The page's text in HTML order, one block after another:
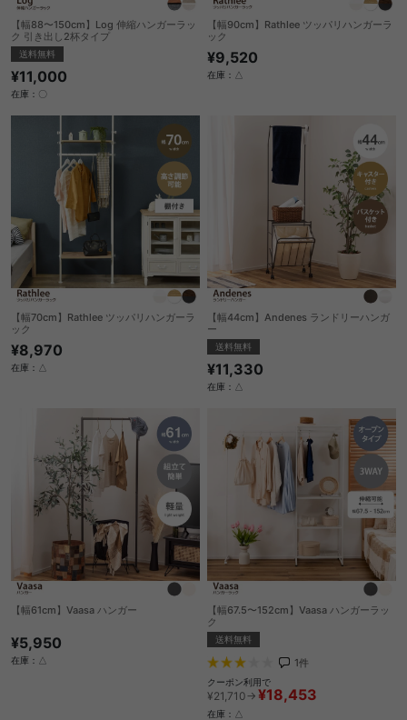
【幅88〜150cm】Log 伸縮ハンガーラッ
ク 引き出し2杯タイプ
送料無料
¥11,000
在庫：〇
【幅90cm】Rathlee ツッパリハンガーラ
ック
¥9,520
在庫：△
【幅70cm】Rathlee ツッパリハンガーラ
ック
¥8,970
在庫：△
【幅44cm】Andenes ランドリーハンガ
ー
送料無料
¥11,330
在庫：△
【幅61cm】Vaasa ハンガー
¥5,950
在庫：△
【幅67.5〜152cm】Vaasa ハンガーラッ
ク
送料無料
1件
クーポン利用で
¥21,710→ ¥18,453
在庫：△